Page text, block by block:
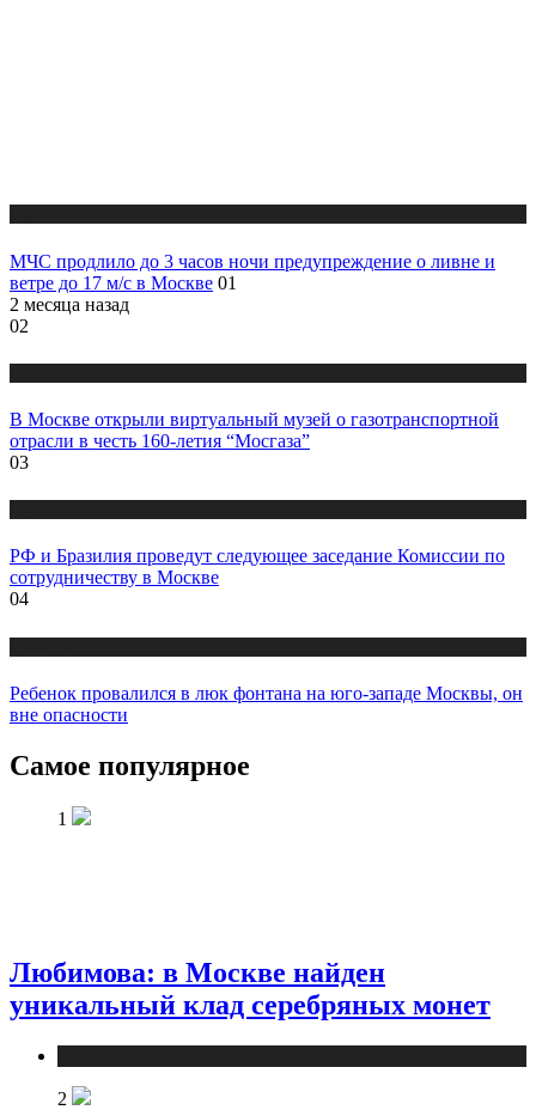
МЧС продлило до 3 часов ночи предупреждение о ливне и
ветре до 17 м/с в Москве 01
2 месяца назад
02
В Москве открыли виртуальный музей о газотранспортной
отрасли в честь 160-летия “Мосгаза”
03
РФ и Бразилия проведут следующее заседание Комиссии по
сотрудничеству в Москве
04
Ребенок провалился в люк фонтана на юго-западе Москвы, он
вне опасности
Самое популярное
1
Любимова: в Москве найден
уникальный клад серебряных монет
2